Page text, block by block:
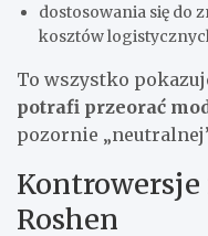
dostosowania się do
kosztów
To wszystko
potrafi przeorać
pozornie
Kontrowersje
Roshen